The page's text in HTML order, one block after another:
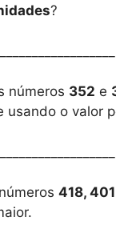
?
números 352 e
usando o valor
418,